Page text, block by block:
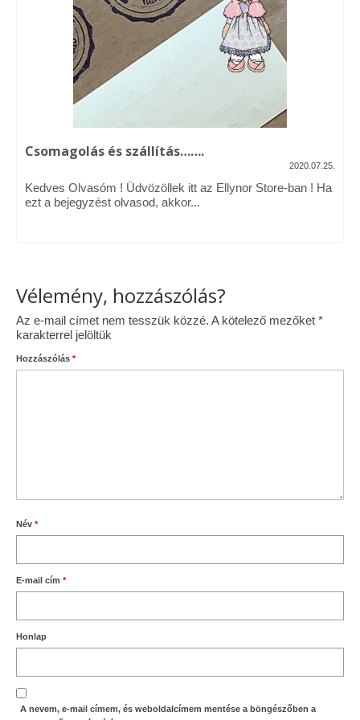
Vásárok, ahol velem is találkozhattál…
Alapanyagok, kellékek
A termékek tisztítása
Ellynor története
Adatkezelési tájékoztató
Általános Szerződési Feltételek
Csomagolás és szállítás…….
2020.07.25.
Kedves Olvasóm ! Üdvözöllek itt az Ellynor Store-ban ! Ha
ezt a bejegyzést olvasod, akkor...
Vélemény, hozzászólás?
Az e-mail címet nem tesszük közzé. A kötelező mezőket *
karakterrel jelöltük
Hozzászólás *
Név *
E-mail cím *
Honlap
A nevem, e-mail címem, és weboldalcímem mentése a böngészőben a